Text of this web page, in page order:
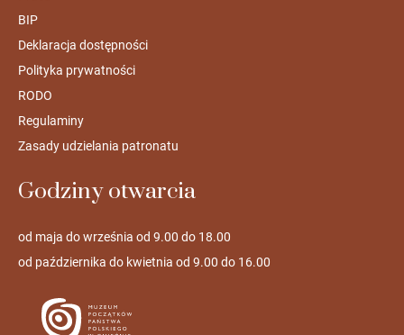
BIP
Deklaracja dostępności
Polityka prywatności
RODO
Regulaminy
Zasady udzielania patronatu
Godziny otwarcia
od maja do września od 9.00 do 18.00
od października do kwietnia od 9.00 do 16.00